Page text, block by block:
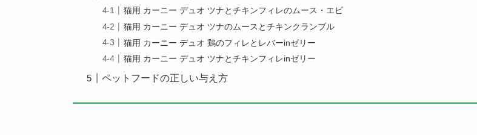
猫用 カーニー デュオ ツナとチキンフィレのムース・エビ
猫用 カーニー デュオ ツナのムースとチキンクランブル
猫用 カーニー デュオ 鶏のフィレとレバーinゼリー
猫用 カーニー デュオ ツナとチキンフィレinゼリー
ペットフードの正しい与え方